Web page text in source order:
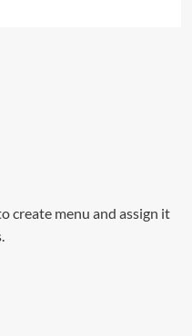
create menu and assign it